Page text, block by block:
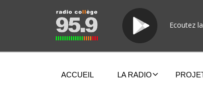
Ecoutez
ACCUEIL LA RADIO